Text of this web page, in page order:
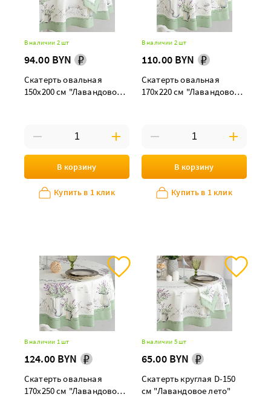
В наличии 2 шт
94.00 BYN
Скатерть овальная
150х200 см "Лавандовое
В корзину
Купить в 1 клик
В наличии 2 шт
110.00 BYN
Скатерть овальная
170х220 см "Лавандовое
В корзину
Купить в 1 клик
В наличии 1 шт
124.00 BYN
Скатерть овальная
170х250 см "Лавандовое
В наличии 5 шт
65.00 BYN
Скатерть круглая D-150
см "Лавандовое лето"